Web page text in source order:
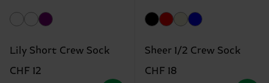
Lily Short Crew Sock
CHF 12
Sheer 1/2 Crew Sock
CHF 18